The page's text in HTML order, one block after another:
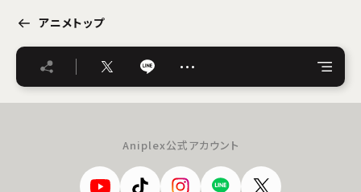
アニメトップ
…
Aniplex公式アカウント